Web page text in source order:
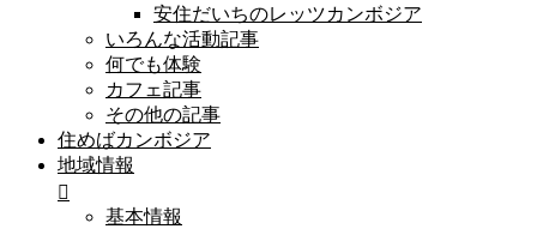
安住だいちのレッツカンボジア
いろんな活動記事
何でも体験
カフェ記事
その他の記事
住めばカンボジア
地域情報
基本情報